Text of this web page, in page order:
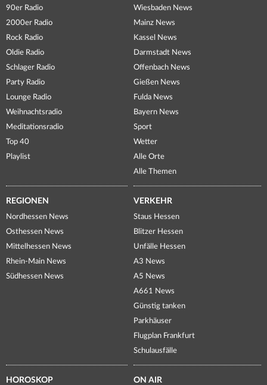
90er Radio
2000er Radio
Rock Radio
Oldie Radio
Schlager Radio
Party Radio
Lounge Radio
Weihnachtsradio
Meditationsradio
Top 40
Playlist
Wiesbaden News
Mainz News
Kassel News
Darmstadt News
Offenbach News
Gießen News
Fulda News
Bayern News
Sport
Wetter
Alle Orte
Alle Themen
REGIONEN
Nordhessen News
Osthessen News
Mittelhessen News
Rhein-Main News
Südhessen News
VERKEHR
Staus Hessen
Blitzer Hessen
Unfälle Hessen
A3 News
A5 News
A661 News
Günstig tanken
Parkhäuser
Flugplan Frankfurt
Schulausfälle
HOROSKOP ON AIR